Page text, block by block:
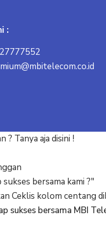
:
? Tanya aja disini !
sukses bersama kami ?"
Ceklis kolom centang
sukses bersama MBI